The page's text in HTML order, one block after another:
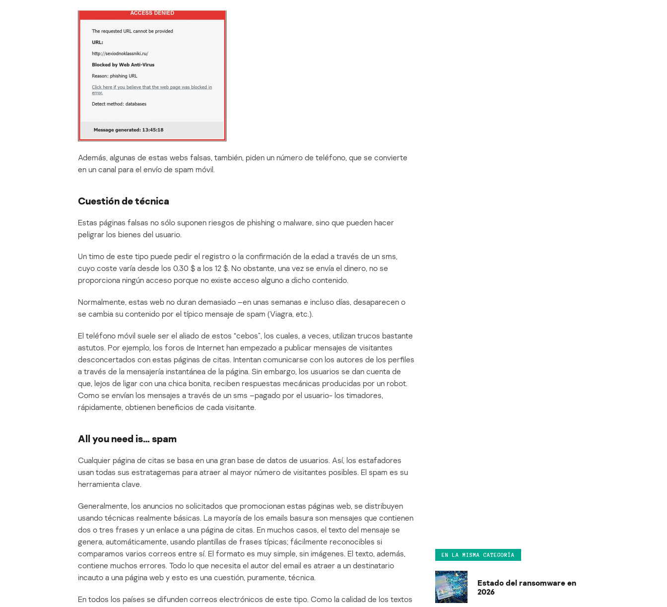
Además, algunas de estas webs falsas, también, piden un número de teléfono, que se convierte
en un canal para el envío de spam móvil.
Cuestión de técnica
Estas páginas falsas no sólo suponen riesgos de phishing o malware, sino que pueden hacer
peligrar los bienes del usuario.
Un timo de este tipo puede pedir el registro o la confirmación de la edad a través de un sms,
cuyo coste varía desde los 0.30 $ a los 12 $. No obstante, una vez se envía el dinero, no se
proporciona ningún acceso porque no existe acceso alguno a dicho contenido.
Normalmente, estas web no duran demasiado –en unas semanas e incluso días, desaparecen o
se cambia su contenido por el típico mensaje de spam (Viagra, etc.).
El teléfono móvil suele ser el aliado de estos “cebos”, los cuales, a veces, utilizan trucos bastante
astutos. Por ejemplo, los foros de Internet han empezado a publicar mensajes de visitantes
desconcertados con estas páginas de citas. Intentan comunicarse con los autores de los perfiles
a través de la mensajería instantánea de la página. Sin embargo, los usuarios se dan cuenta de
que, lejos de ligar con una chica bonita, reciben respuestas mecánicas producidas por un robot.
Como se envían los mensajes a través de un sms –pagado por el usuario- los timadores,
rápidamente, obtienen beneficios de cada visitante.
All you need is… spam
Cualquier página de citas se basa en una gran base de datos de usuarios. Así, los estafadores
usan todas sus estratagemas para atraer al mayor número de visitantes posibles. El spam es su
herramienta clave.
Generalmente, los anuncios no solicitados que promocionan estas páginas web, se distribuyen
usando técnicas realmente básicas. La mayoría de los emails basura son mensajes que contienen
dos o tres frases y un enlace a una página de citas. En muchos casos, el texto del mensaje se
genera, automáticamente, usando plantillas de frases típicas; fácilmente reconocibles si
comparamos varios correos entre sí. El formato es muy simple, sin imágenes. El texto, además,
contiene muchos errores. Todo lo que necesita el autor del email es atraer a un destinatario
incauto a una página web y esto es una cuestión, puramente, técnica.
En todos los países se difunden correos electrónicos de este tipo. Como la calidad de los textos
EN LA MISMA CATEGORÍA
Estado del ransomware en
2026